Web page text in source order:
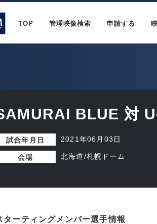
TOP 管理映像検索 申請する
BLUE 対
試合年月日 2021年06月03日
会場 北海道/札幌ドーム
ターティングメンバー選手情報